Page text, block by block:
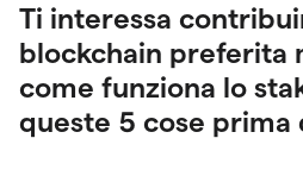
Ti interessa
blockchain preferita
come funziona lo
queste 5 cose prima